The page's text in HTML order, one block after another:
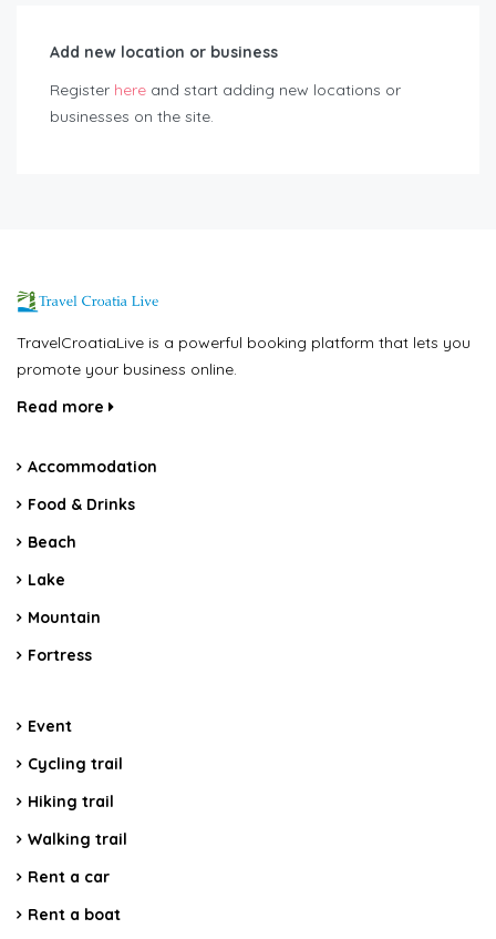
Add new location or business
Register here and start adding new locations or
businesses on the site.
TravelCroatiaLive is a powerful booking platform that lets you
promote your business online.
Read more
Accommodation
Food & Drinks
Beach
Lake
Mountain
Fortress
Event
Cycling trail
Hiking trail
Walking trail
Rent a car
Rent a boat